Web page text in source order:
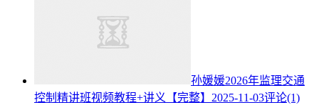
孙媛媛2026年监理交通
控制精讲班视频教程+讲义【完整】 2025-11-03评论(1)